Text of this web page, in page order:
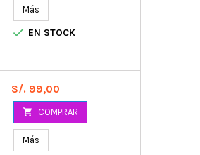
Más
 EN STOCK
Precio
S/. 99,00
 COMPRAR
Más